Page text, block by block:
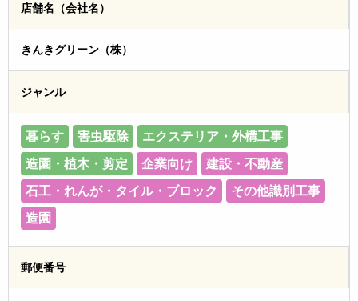
店舗名（会社名）
きんきグリーン（株）
ジャンル
暮らす 害虫駆除
エクステリア・外構工事
造園・植木・剪定
企業向け
建設・不動産
石工・れんが・タイル・ブロック
その他識別工事
造園
郵便番号